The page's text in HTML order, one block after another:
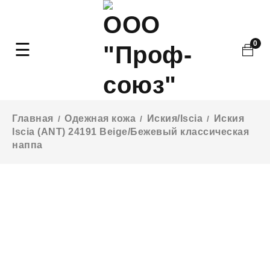
0
Главная / Одежная кожа / Иския/Iscia /
Иския
Iscia (ANT) 24191 Beige/Бежевый классическая
наппа